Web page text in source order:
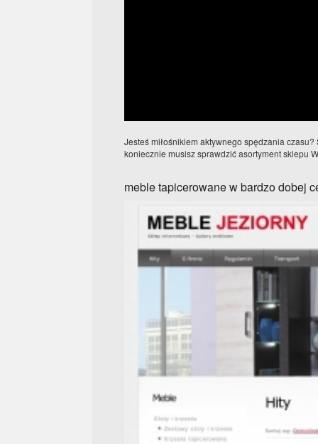
Jesteś miłośnikiem aktywnego spędzania
koniecznie musisz sprawdzić asortyment sklepu
meble tapicerowane w bardzo dobej